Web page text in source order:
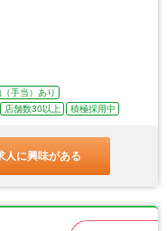
手当）あり
店舗数30以上 積極採用中
人に興味がある